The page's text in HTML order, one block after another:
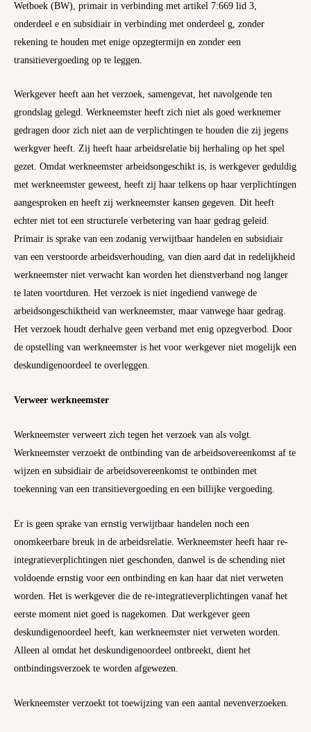
Wetboek (BW), primair in verbinding met artikel 7:669 lid 3,
onderdeel e en subsidiair in verbinding met onderdeel g, zonder
rekening te houden met enige opzegtermijn en zonder een
transitievergoeding op te leggen.
Werkgever heeft aan het verzoek, samengevat, het navolgende ten
grondslag gelegd. Werkneemster heeft zich niet als goed werknemer
gedragen door zich niet aan de verplichtingen te houden die zij jegens
werkgver heeft. Zij heeft haar arbeidsrelatie bij herhaling op het spel
gezet. Omdat werkneemster arbeidsongeschikt is, is werkgever geduldig
met werkneemster geweest, heeft zij haar telkens op haar verplichtingen
aangesproken en heeft zij werkneemster kansen gegeven. Dit heeft
echter niet tot een structurele verbetering van haar gedrag geleid.
Primair is sprake van een zodanig verwijtbaar handelen en subsidiair
van een verstoorde arbeidsverhouding, van dien aard dat in redelijkheid
werkneemster niet verwacht kan worden het dienstverband nog langer
te laten voortduren. Het verzoek is niet ingediend vanwege de
arbeidsongeschiktheid van werkneemster, maar vanwege haar gedrag.
Het verzoek houdt derhalve geen verband met enig opzegverbod. Door
de opstelling van werkneemster is het voor werkgever niet mogelijk een
deskundigenoordeel te overleggen.
Verweer werkneemster
Werkneemster verweert zich tegen het verzoek van als volgt.
Werkneemster verzoekt de ontbinding van de arbeidsovereenkomst af te
wijzen en subsidiair de arbeidsovereenkomst te ontbinden met
toekenning van een transitievergoeding en een billijke vergoeding.
Er is geen sprake van ernstig verwijtbaar handelen noch een
onomkeerbare breuk in de arbeidsrelatie. Werkneemster heeft haar re-
integratieverplichtingen niet geschonden, danwel is de schending niet
voldoende ernstig voor een ontbinding en kan haar dat niet verweten
worden. Het is werkgever die de re-integratieverplichtingen vanaf het
eerste moment niet goed is nagekomen. Dat werkgever geen
deskundigenoordeel heeft, kan werkneemster niet verweten worden.
Alleen al omdat het deskundigenoordeel ontbreekt, dient het
ontbindingsverzoek te worden afgewezen.
Werkneemster verzoekt tot toewijzing van een aantal nevenverzoeken.